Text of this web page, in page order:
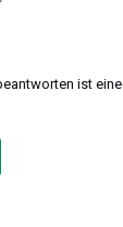
ist eine